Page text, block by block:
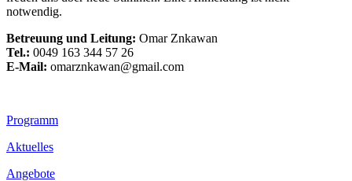
notwendig.
Betreuung und Leitung: Omar Znkawan
Tel.: 0049 163 344 57 26
E-Mail: omarznkawan@gmail.com
Footer
Inhalt
Programm
Aktuelles
Angebote